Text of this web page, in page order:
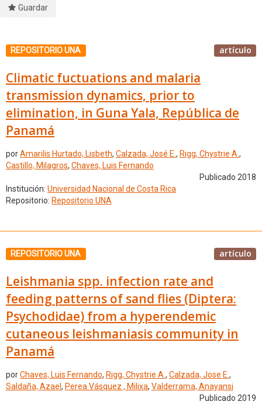
Guardar
REPOSITORIO UNA artículo
Climatic fuctuations and malaria
transmission dynamics, prior to
elimination, in Guna Yala, República de
Panamá
porAmarilis Hurtado, Lisbeth, Calzada, José E., Rigg, Chystrie A.,
Castillo, Milagros, Chaves, Luis Fernando
Publicado 2018
Institución: Universidad Nacional de Costa Rica
Repositorio: Repositorio UNA
REPOSITORIO UNA artículo
Leishmania spp. infection rate and
feeding patterns of sand flies (Diptera:
Psychodidae) from a hyperendemic
cutaneous leishmaniasis community in
Panamá
porChaves, Luis Fernando, Rigg, Chystrie A., Calzada, Jose E.,
Saldaña, Azael , Perea Vásquez , Milixa, Valderrama, Anayansi
Publicado 2019